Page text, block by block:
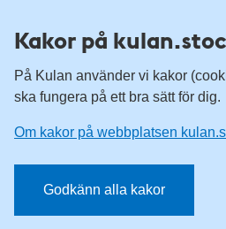
Kakor på
På Kulan använder vi kakor
ska fungera på ett bra sätt för dig.
Om kakor på webbplatsen
Godkänn alla kakor